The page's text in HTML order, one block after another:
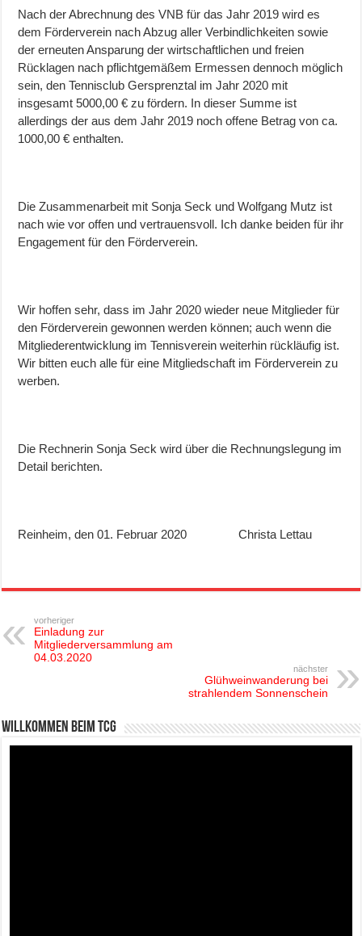
Nach der Abrechnung des VNB für das Jahr 2019 wird es
dem Förderverein nach Abzug aller Verbindlichkeiten sowie
der erneuten Ansparung der wirtschaftlichen und freien
Rücklagen nach pflichtgemäßem Ermessen dennoch möglich
sein, den Tennisclub Gersprenztal im Jahr 2020 mit
insgesamt 5000,00 € zu fördern. In dieser Summe ist
allerdings der aus dem Jahr 2019 noch offene Betrag von ca.
1000,00 € enthalten.
Die Zusammenarbeit mit Sonja Seck und Wolfgang Mutz ist
nach wie vor offen und vertrauensvoll. Ich danke beiden für ihr
Engagement für den Förderverein.
Wir hoffen sehr, dass im Jahr 2020 wieder neue Mitglieder für
den Förderverein gewonnen werden können; auch wenn die
Mitgliederentwicklung im Tennisverein weiterhin rückläufig ist.
Wir bitten euch alle für eine Mitgliedschaft im Förderverein zu
werben.
Die Rechnerin Sonja Seck wird über die Rechnungslegung im
Detail berichten.
Reinheim, den 01. Februar 2020 Christa Lettau
vorheriger
Einladung zur
Mitgliederversammlung am
04.03.2020
nächster
Glühweinwanderung bei
strahlendem Sonnenschein
Willkommen beim TCG